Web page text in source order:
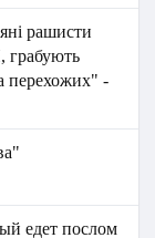
рашисти
грабують
перехожих" -
едет послом